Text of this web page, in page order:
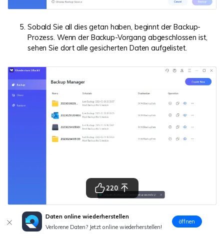
Sobald Sie all dies getan haben, beginnt der Backup-
Prozess. Wenn der Backup-Vorgang abgeschlossen ist,
sehen Sie dort alle gesicherten Daten aufgelistet.
Darüber hinaus zeigt das Sicherungselement vier
Symbole
Daten online wiederherstellen
Verlorene Daten? Jetzt online wiederherstellen!
öffnen
220